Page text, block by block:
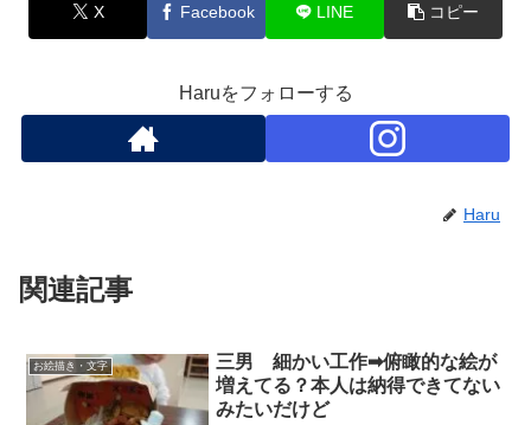
X Facebook LINE コピー
Haruをフォローする
Haru
関連記事
お絵描き・文字
三男 細かい工作➡俯瞰的な絵が
増えてる？本人は納得できてない
みたいだけど